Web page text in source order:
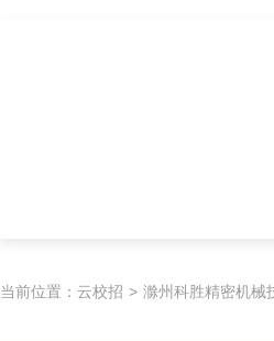
当前位置： 云校招 > 滁州科胜精密机械